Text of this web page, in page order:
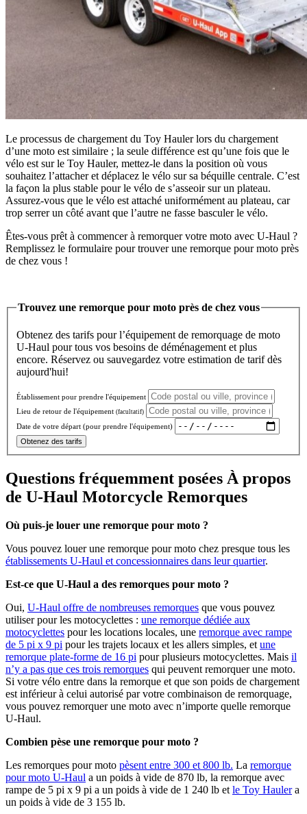
Le processus de chargement du Toy Hauler lors du chargement
d’une moto est similaire ; la seule différence est qu’une fois que le
vélo est sur le Toy Hauler, mettez-le dans la position où vous
souhaitez l’attacher et déplacez le vélo sur sa béquille centrale. C’est
la façon la plus stable pour le vélo de s’asseoir sur un plateau.
Assurez-vous que le vélo est attaché uniformément au plateau, car
trop serrer un côté avant que l’autre ne fasse basculer le vélo.
Êtes-vous prêt à commencer à remorquer votre moto avec U-Haul ?
Remplissez le formulaire pour trouver une remorque pour moto près
de chez vous !
Trouvez une remorque pour moto près de chez vous
Obtenez des tarifs pour l’équipement de remorquage de moto
U-Haul pour tous vos besoins de déménagement et plus
encore. Réservez ou sauvegardez votre estimation de tarif dès
aujourd'hui!
Établissement pour prendre l'équipement
Lieu de retour de l'équipement (facultatif)
Date de votre départ (pour prendre l'équipement)
Obtenez des tarifs
Questions fréquemment posées À propos
de U-Haul Motorcycle Remorques
Où puis-je louer une remorque pour moto ?
Vous pouvez louer une remorque pour moto chez presque tous les
établissements U-Haul et concessionnaires dans leur quartier.
Est-ce que U-Haul a des remorques pour moto ?
Oui, U-Haul offre de nombreuses remorques que vous pouvez
utiliser pour les motocyclettes : une remorque dédiée aux
motocyclettes pour les locations locales, une remorque avec rampe
de 5 pi x 9 pi pour les trajets locaux et les allers simples, etune
remorque plate-forme de 16 pi pour plusieurs motocyclettes. Mais il
n’y a pas que ces trois remorques qui peuvent remorquer une moto.
Si votre vélo entre dans la remorque et que son poids de chargement
est inférieur à celui autorisé par votre combinaison de remorquage,
vous pouvez remorquer une moto avec n’importe quelle remorque
U-Haul.
Combien pèse une remorque pour moto ?
Les remorques pour moto pèsent entre 300 et 800 lb. La remorque
pour moto U-Haul a un poids à vide de 870 lb, la remorque avec
rampe de 5 pi x 9 pi a un poids à vide de 1 240 lb etle Toy Haulera
un poids à vide de 3 155 lb.